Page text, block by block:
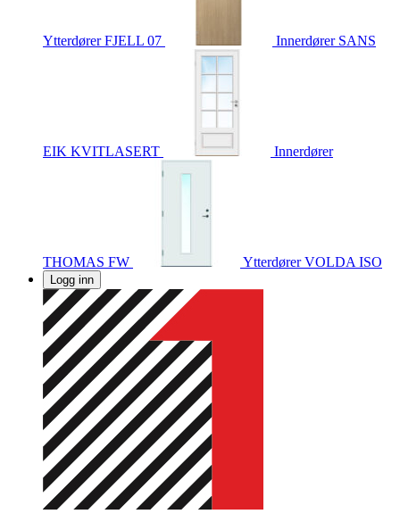
YtterdørerFJELL 07 Innerdører SANS
EIK KVITLASERT Innerdører
THOMAS FW YtterdørerVOLDA ISO
Logg inn